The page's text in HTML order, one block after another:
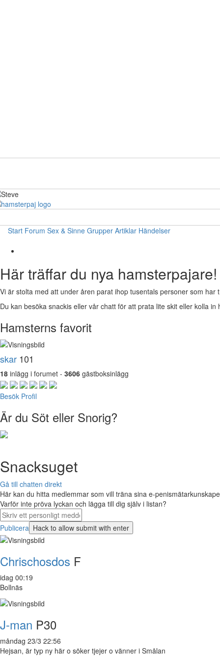
Start Forum Sex & Sinne Grupper Artiklar Händelser
Här träffar du nya hamsterpajare!
Vi är stolta med att under åren parat ihop tusentals personer som har
Du kan besöka snackis eller vår chatt för att prata lite skit eller kolla
Hamsterns favorit
skar 101
18 inlägg i forumet - 3606 gästboksinlägg
Besök Profil
Är du Söt eller Snorig?
Snacksuget
Gå till chatten direkt
Här kan du hitta medlemmar som vill träna sina e-
Varför inte pröva lyckan och lägga till dig själv i listan?
Publicera
Chrischosdos F
idag 00:19
Bollnäs
J-man P30
måndag 23/3 22:56
Hejsan, är typ ny här o söker tjejer o vänner i Smålan